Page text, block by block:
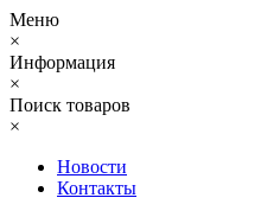
Меню
×
Информация
×
Поиск товаров
×
Новости
Контакты